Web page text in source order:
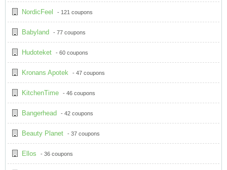
NordicFeel - 121 coupons
Babyland - 77 coupons
Hudoteket - 60 coupons
Kronans Apotek - 47 coupons
KitchenTime - 46 coupons
Bangerhead - 42 coupons
Beauty Planet - 37 coupons
Ellos - 36 coupons